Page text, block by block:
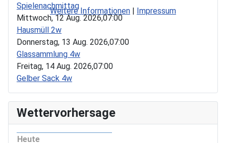
Spielenachmittag
Mittwoch, 12 Aug. 2026,07:00
Hausmüll 2w
Donnerstag, 13 Aug. 2026,07:00
Glassammlung 4w
Freitag, 14 Aug. 2026,07:00
Gelber Sack 4w
Wettervorhersage
Heute
Weitere Informationen | Impressum